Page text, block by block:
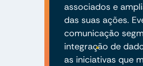
associados e
das suas ações.
comunicação
integração de
as iniciativas que